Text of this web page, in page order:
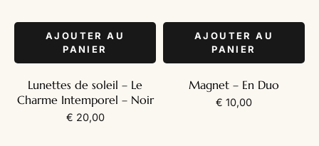
AJOUTER AU
PANIER
Lunettes de soleil – Le
Charme Intemporel – Noir
€ 20,00
AJOUTER AU
PANIER
Magnet – En Duo
€ 10,00